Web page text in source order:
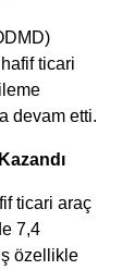
ticari
devam etti.
ticari araç
7,4
özellikle